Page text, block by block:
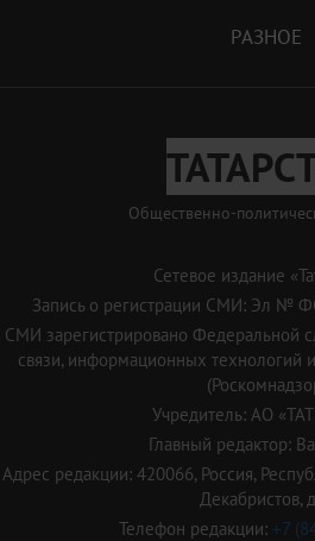
РАЗНОЕ
Общественно-
Сетевое издание
Запись о регистрации СМИ: Эл №
СМИ зарегистрировано Федеральной
связи, информационных технологий
Учредитель: АО
Главный редактор:
Адрес редакции: 420066, Россия,
Декабристов,
Телефон редакции: +7